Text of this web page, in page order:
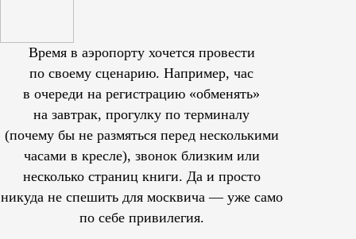
Время в аэропорту хочется провести
по своему сценарию. Например, час
в очереди на регистрацию «обменять»
на завтрак, прогулку по терминалу
(почему бы не размяться перед несколькими
часами в кресле), звонок близким или
несколько страниц книги. Да и просто
никуда не спешить для москвича — уже само
по себе привилегия.